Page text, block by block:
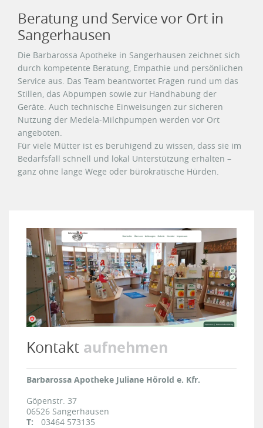
Beratung und Service vor Ort in
Sangerhausen
Die Barbarossa Apotheke in Sangerhausen zeichnet sich
durch kompetente Beratung, Empathie und persönlichen
Service aus. Das Team beantwortet Fragen rund um das
Stillen, das Abpumpen sowie zur Handhabung der
Geräte. Auch technische Einweisungen zur sicheren
Nutzung der Medela-Milchpumpen werden vor Ort
angeboten.
Für viele Mütter ist es beruhigend zu wissen, dass sie im
Bedarfsfall schnell und lokal Unterstützung erhalten –
ganz ohne lange Wege oder bürokratische Hürden.
Kontakt aufnehmen
Barbarossa Apotheke Juliane Hörold e. Kfr.
Göpenstr. 37
06526 Sangerhausen
T:
03464 573135